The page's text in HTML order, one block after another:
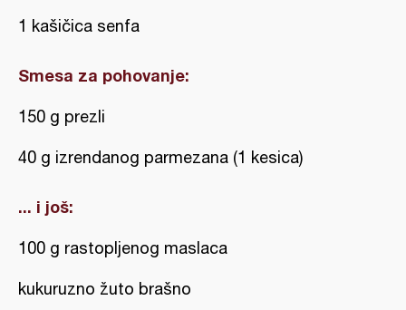
1 kašičica senfa
Smesa za pohovanje:
150 g prezli
40 g izrendanog parmezana (1 kesica)
... i još:
100 g rastopljenog maslaca
kukuruzno žuto brašno